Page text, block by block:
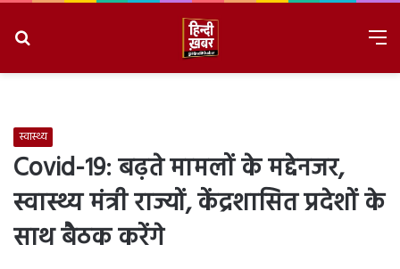
स्वास्थ्य
Covid-19: बढ़ते मामलों के मद्देनजर,
स्वास्थ्य मंत्री राज्यों, केंद्रशासित प्रदेशों के
साथ बैठक करेंगे